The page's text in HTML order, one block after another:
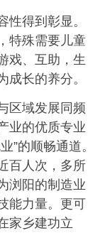
性得到彰显。
特殊需要儿童
戏、互助，生
成长的养分。
区域发展同频
业的优质专业
”的顺畅通道。
百人次，多所
浏阳的制造业
能力量。更可
家乡建功立